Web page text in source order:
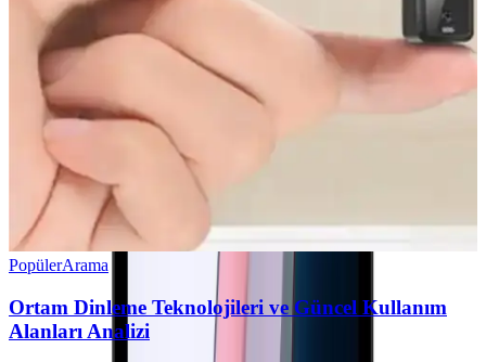
PopülerArama
Ortam Dinleme Teknolojileri ve Güncel Kullanım
Alanları Analizi